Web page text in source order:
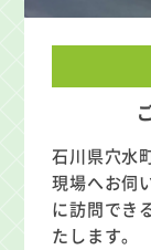
石川県穴水
現場へお伺
に訪問でき
たします。